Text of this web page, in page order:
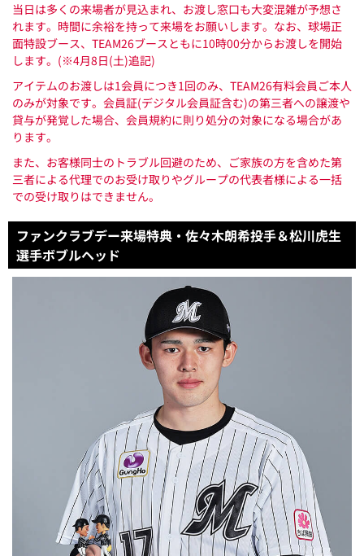
当日は多くの来場者が見込まれ、お渡し窓口も大変混雑が予想さ
れます。時間に余裕を持って来場をお願いします。なお、球場正
面特設ブース、TEAM26ブースともに10時00分からお渡しを開始
します。(※4月8日(土)追記)
アイテムのお渡しは1会員につき1回のみ、TEAM26有料会員ご本人
のみが対象です。会員証(デジタル会員証含む)の第三者への譲渡や
貸与が発覚した場合、会員規約に則り処分の対象になる場合があ
ります。
また、お客様同士のトラブル回避のため、ご家族の方を含めた第
三者による代理でのお受け取りやグループの代表者様による一括
での受け取りはできません。
ファンクラブデー来場特典・佐々木朗希投手＆松川虎生
選手ボブルヘッド